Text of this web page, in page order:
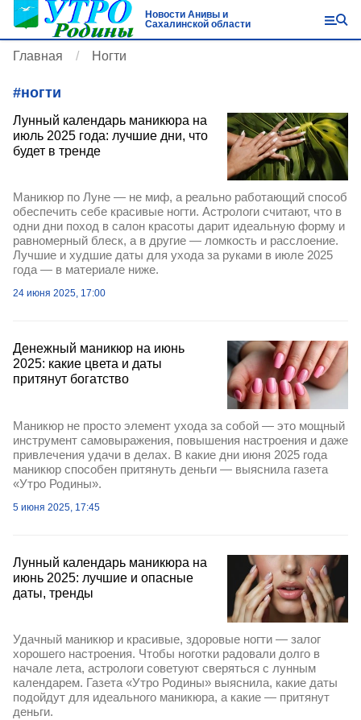
Новости Анивы и
Сахалинской области
Главная Ногти
#ногти
Лунный календарь маникюра на
июль 2025 года: лучшие дни, что
будет в тренде
Маникюр по Луне — не миф, а реально работающий способ
обеспечить себе красивые ногти. Астрологи считают, что в
одни дни поход в салон красоты дарит идеальную форму и
равномерный блеск, а в другие — ломкость и расслоение.
Лучшие и худшие даты для ухода за руками в июле 2025
года — в материале ниже.
24 июня 2025, 17:00
Денежный маникюр на июнь
2025: какие цвета и даты
притянут богатство
Маникюр не просто элемент ухода за собой — это мощный
инструмент самовыражения, повышения настроения и даже
привлечения удачи в делах. В какие дни июня 2025 года
маникюр способен притянуть деньги — выяснила газета
«Утро Родины».
5 июня 2025, 17:45
Лунный календарь маникюра на
июнь 2025: лучшие и опасные
даты, тренды
Удачный маникюр и красивые, здоровые ногти — залог
хорошего настроения. Чтобы ноготки радовали долго в
начале лета, астрологи советуют сверяться с лунным
календарем. Газета «Утро Родины» выяснила, какие даты
подойдут для идеального маникюра, а какие — притянут
деньги.